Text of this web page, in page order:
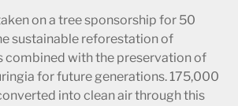
on a tree sponsorship for 50
sustainable reforestation of
combined with the preservation of
for future generations. 175,000
into clean air through this